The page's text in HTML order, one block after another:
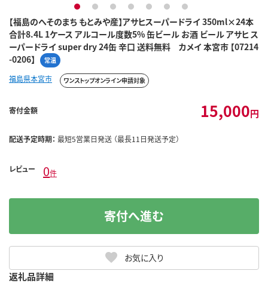
【福島のへそのまち もとみや産】アサヒスーパードライ 350ml×24本
合計8.4L 1ケース アルコール度数5% 缶ビール お酒 ビール アサヒ ス
ーパードライ super dry 24缶 辛口 送料無料 カメイ 本宮市 【07214
-0206】
常温
1 2 3 4 5 6 7
福島県本宮市 ワンストップオンライン申請対象
寄付金額 15,000円
配送予定時期： 最短5営業日発送 （最長11日発送予定）
レビュー 0件
お気に入り
寄付へ進む
返礼品詳細